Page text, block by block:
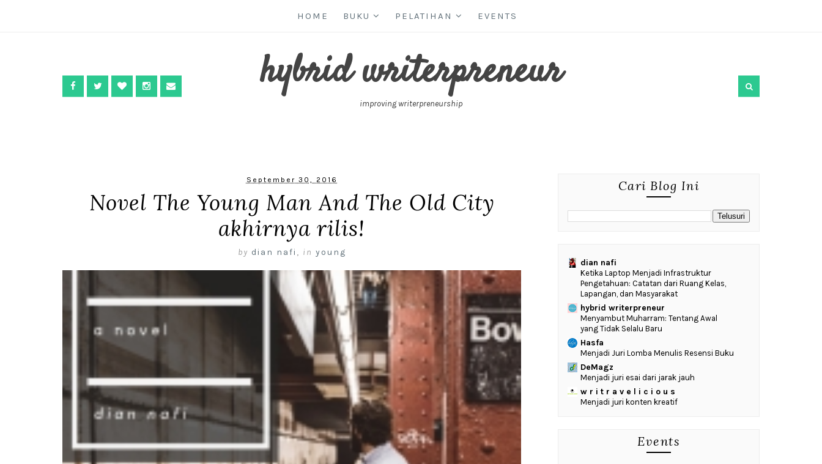
HOME BUKU PELATIHAN EVENTS
hybrid writerpreneur
improving writerpreneurship
September 30, 2016
Novel The Young Man And The Old City
akhirnya rilis!
by dian nafi , in young
Cari Blog Ini
dian nafi
Ketika Laptop Menjadi Infrastruktur
Pengetahuan: Catatan dari Ruang Kelas,
Lapangan, dan Masyarakat
hybrid writerpreneur
Menyambut Muharram: Tentang Awal
yang Tidak Selalu Baru
Hasfa
Menjadi Juri Lomba Menulis Resensi Buku
DeMagz
Menjadi juri esai dari jarak jauh
w r i t r a v e l i c i o u s
Menjadi juri konten kreatif
Events